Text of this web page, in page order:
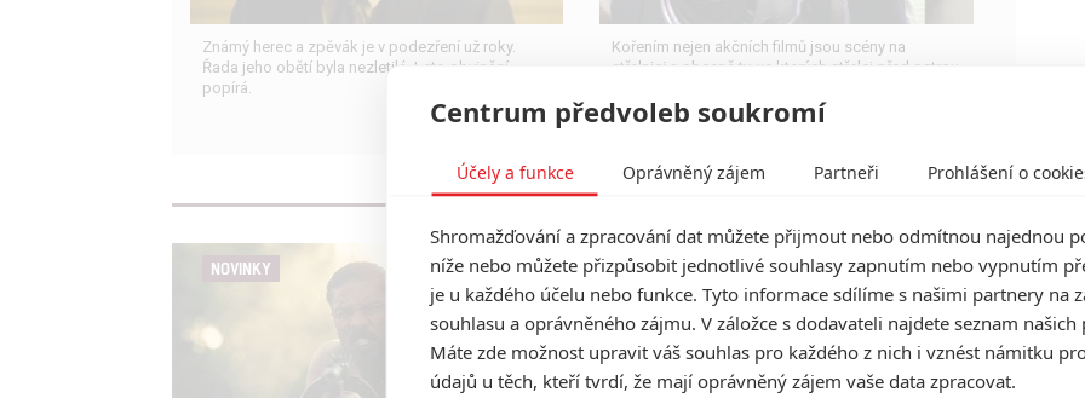
Známý herec a zpěvák je v podezření už roky.
Řada jeho obětí byla nezletilá. Leto obvinění
popírá.
Kořením nejen akčních filmů jsou scény na
střelnici a obecně ty, ve kterých střelci před ostrou
nejvíc.
NOVINKY
Oscar 2026: Rozdovádění
Hříšníci zlomili rekord v počtu
nominací
Anarvin | 22.01.2026 16:48
0
Šanci na hodně cen mají také Jedna bitva za
Centrum předvoleb soukromí
Účely a funkce Oprávněný zájem Partneři Prohlášení o
Shromažďování a zpracování dat můžete přijmout nebo odmítnou najednou
níže nebo můžete přizpůsobit jednotlivé souhlasy zapnutím nebo vypnutím
je u každého účelu nebo funkce. Tyto informace sdílíme s našimi partnery na
souhlasu a oprávněného zájmu. V záložce s dodavateli najdete seznam našich
Máte zde možnost upravit váš souhlas pro každého z nich i vznést námitku
údajů u těch, kteří tvrdí, že mají oprávněný zájem vaše data zpracovat.